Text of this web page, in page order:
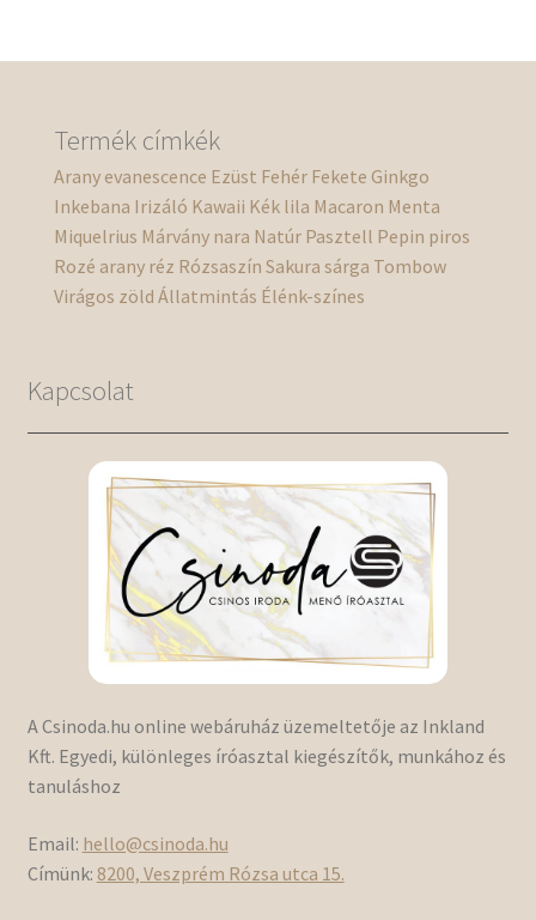
Termék címkék
Arany evanescence Ezüst Fehér Fekete Ginkgo
Inkebana Irizáló Kawaii Kék lila Macaron Menta
Miquelrius Márvány nara Natúr Pasztell Pepin piros
Rozé arany réz Rózsaszín Sakura sárga Tombow
Virágos zöld Állatmintás Élénk-színes
Kapcsolat
A Csinoda.hu online webáruház üzemeltetője az Inkland
Kft. Egyedi, különleges íróasztal kiegészítők, munkához és
tanuláshoz
Email: hello@csinoda.hu
Címünk: 8200, Veszprém Rózsa utca 15.